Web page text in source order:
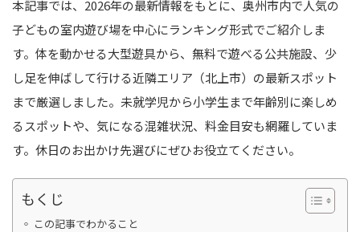
本記事では、2026年の最新情報をもとに、奥州市内で人気の
子どもの室内遊び場を中心にランキング形式でご紹介しま
す。体を動かせる大型遊具から、無料で遊べる公共施設、少
し足を伸ばして行ける近隣エリア（北上市）の最新スポット
まで厳選しました。未就学児から小学生まで年齢別に楽しめ
るスポットや、気になる混雑状況、料金目安も網羅していま
す。休日のお出かけ先選びにぜひお役立てください。
もくじ
この記事でわかること